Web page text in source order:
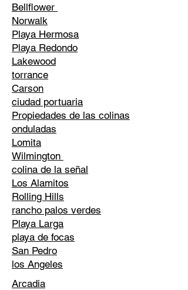
Bellflower
Norwalk
Playa Hermosa
Playa Redondo
Lakewood
torrance
Carson
ciudad portuaria
Propiedades de las colinas
onduladas
Lomita
Wilmington
colina de la señal
Los Alamitos
Rolling Hills
rancho palos verdes
Playa Larga
playa de focas
San Pedro
los Angeles
Arcadia